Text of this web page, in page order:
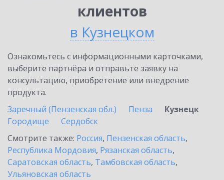
клиентов
в Кузнецком
Ознакомьтесь с информационными карточками,
выберите партнёра и отправьте заявку на
консультацию, приобретение или внедрение
продукта.
Заречный (Пензенская обл.)
Пенза
Кузнецк
Городище
Сердобск
Смотрите также: Россия, Пензенская область,
Республика Мордовия, Рязанская область,
Саратовская область, Тамбовская область,
Ульяновская область